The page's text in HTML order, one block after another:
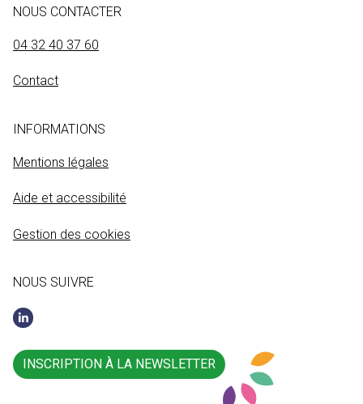
NOUS CONTACTER
04 32 40 37 60
Contact
INFORMATIONS
Mentions légales
Aide et accessibilité
Gestion des cookies
NOUS SUIVRE
INSCRIPTION À LA NEWSLETTER